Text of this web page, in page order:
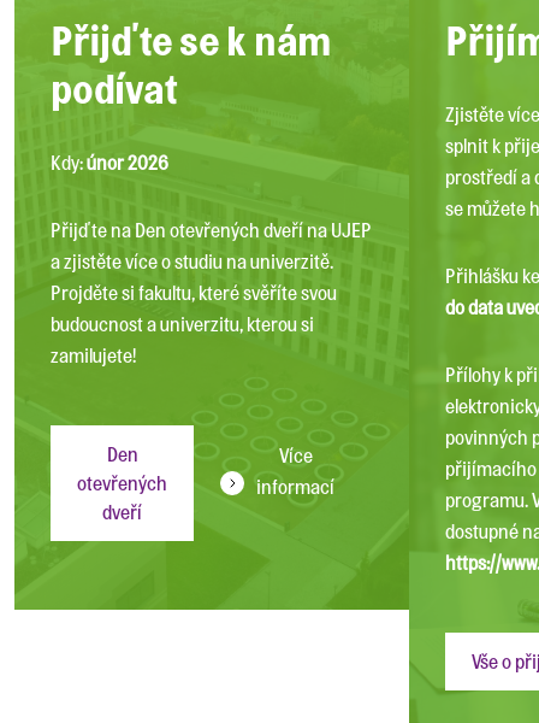
Přijďte se k nám
podívat
Kdy:únor 2026
Přijďte na Den otevřených dveří na UJEP
a zjistěte více o studiu na univerzitě.
Projděte si fakultu, které svěříte svou
budoucnost a univerzitu, kterou si
zamilujete!
Den
otevřených
dveří
Více
informací
Zjistěte
splnit k
prostředí a
se můžete
Přihlášku
do data
Přílohy k
povinných
programu.
dostupné
https://
Vše o